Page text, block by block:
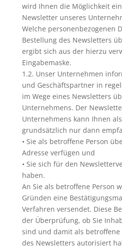
wird Ihnen die Möglichkeit
Newsletter unseres
Welche personenbezogenen
Bestellung des Newsletters
ergibt sich aus der hierzu
Eingabemaske.
1.2. Unser Unternehmen
und Geschäftspartner in
im Wege eines Newsletters
Unternehmens. Der
Unternehmens kann Ihnen
grundsätzlich nur dann
• Sie als betroffene Person
Adresse verfügen und
• Sie sich für den
haben.
An Sie als betroffene Person
Gründen eine
Verfahren versendet. Diese
der Überprüfung, ob Sie
sind und damit als betroffene
des Newsletters autorisiert